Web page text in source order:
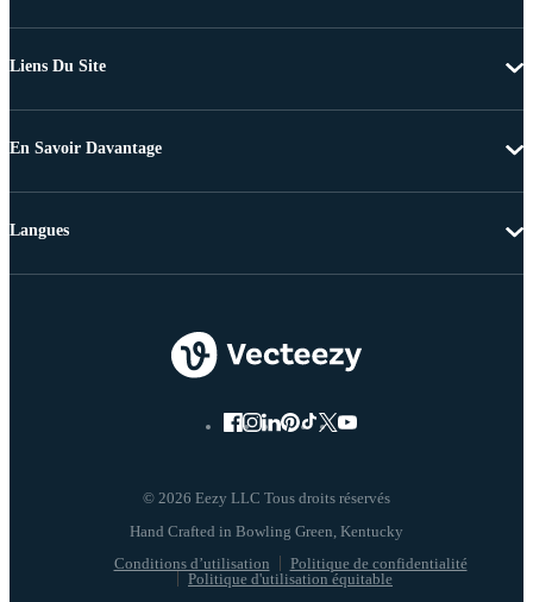
Liens Du Site
En Savoir Davantage
© 2026 Eezy LLC Tous droits réservés
Conditions d’utilisation
Politique de confidentialité
Politique d'utilisation équitable
Langues